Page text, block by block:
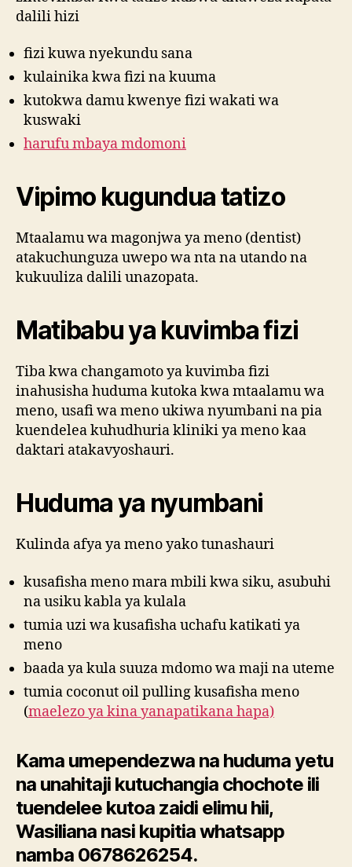
dalili hizi
fizi kuwa nyekundu sana
kulainika kwa fizi na kuuma
kutokwa damu kwenye fizi wakati wa
kuswaki
harufu mbaya mdomoni
Vipimo kugundua tatizo
Mtaalamu wa magonjwa ya meno (dentist)
atakuchunguza uwepo wa nta na utando na
kukuuliza dalili unazopata.
Matibabu ya kuvimba fizi
Tiba kwa changamoto ya kuvimba fizi
inahusisha huduma kutoka kwa mtaalamu wa
meno, usafi wa meno ukiwa nyumbani na pia
kuendelea kuhudhuria kliniki ya meno kaa
daktari atakavyoshauri.
Huduma ya nyumbani
Kulinda afya ya meno yako tunashauri
kusafisha meno mara mbili kwa siku, asubuhi
na usiku kabla ya kulala
tumia uzi wa kusafisha uchafu katikati ya
meno
baada ya kula suuza mdomo wa maji na uteme
tumia coconut oil pulling kusafisha meno
(maelezo ya kina yanapatikana hapa)
Kama umependezwa na huduma yetu
na unahitaji kutuchangia chochote ili
tuendelee kutoa zaidi elimu hii,
Wasiliana nasi kupitia whatsapp
namba 0678626254.